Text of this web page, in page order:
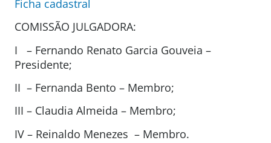
Ficha cadastral
COMISSÃO JULGADORA:
I – Fernando Renato Garcia Gouveia –
Presidente;
II – Fernanda Bento – Membro;
III – Claudia Almeida – Membro;
IV – Reinaldo Menezes – Membro.